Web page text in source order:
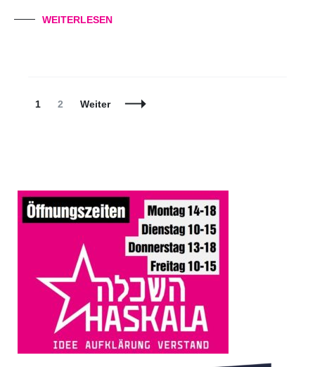
WEITERLESEN
Beitragsnavigation
Seite
1 Seite
2 Weiter